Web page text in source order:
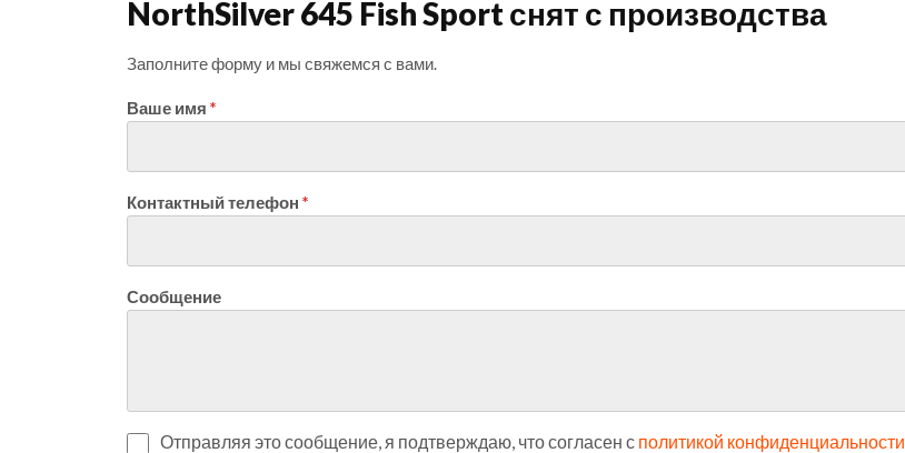
NorthSilver 645 Fish Sport снят с производства
Заполните форму и мы свяжемся с вами.
Ваше имя
Контактный телефон
Сообщение
Отправляя это сообщение, я подтверждаю, что согласен с политикой конфиденциальности